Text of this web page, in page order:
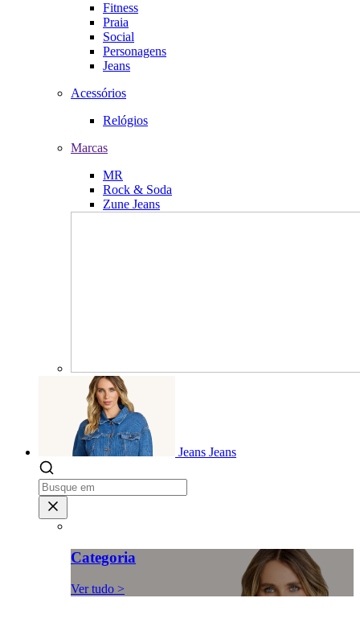
Fitness
Praia
Social
Personagens
Jeans
Acessórios
Relógios
Marcas
MR
Rock & Soda
Zune Jeans
Jeans Jeans
Categoria
Ver tudo >